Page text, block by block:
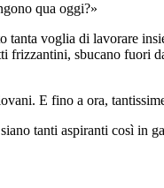
qua oggi?»
tanta voglia di lavorare
frizzantini, sbucano fuori
E fino a ora,
tanti aspiranti così in